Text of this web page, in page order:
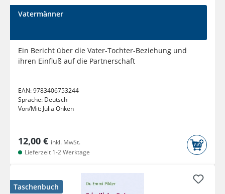
Vatermänner
Ein Bericht über die Vater-Tochter-Beziehung und
ihren Einfluß auf die Partnerschaft
EAN:9783406753244
Sprache: Deutsch
Von/Mit: Julia Onken
12,00 € inkl. MwSt.
Lieferzeit 1-2 Werktage
Taschenbuch